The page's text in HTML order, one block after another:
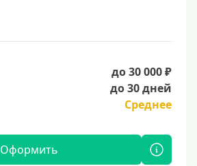
до 30 000 ₽
до 30 дней
Среднее
Оформить